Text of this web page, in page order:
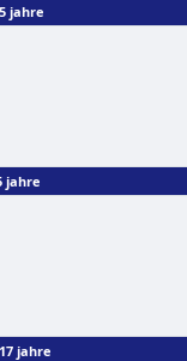
jahre
jahre
jahre